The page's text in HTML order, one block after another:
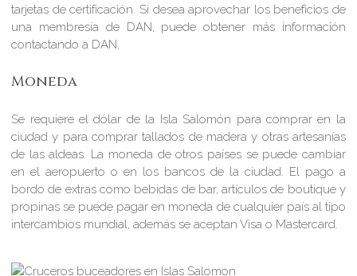
tarjetas de certificación. Si desea aprovechar los beneficios de
una membresía de DAN, puede obtener más información
contactando a DAN.
Moneda
Se requiere el dólar de la Isla Salomón para comprar en la
ciudad y para comprar tallados de madera y otras artesanías
de las aldeas. La moneda de otros países se puede cambiar
en el aeropuerto o en los bancos de la ciudad. El pago a
bordo de extras como bebidas de bar, artículos de boutique y
propinas se puede pagar en moneda de cualquier país al tipo
intercambios mundial, además se aceptan Visa o Mastercard.